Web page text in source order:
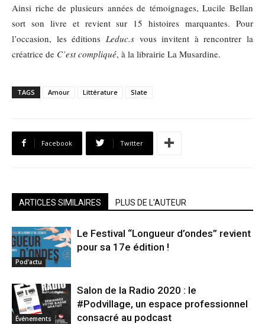
Ainsi riche de plusieurs années de témoignages, Lucile Bellan
sort son livre et revient sur 15 histoires marquantes. Pour
l’occasion, les éditions Leduc.s vous invitent à rencontrer la
créatrice de C’est compliqué, à la librairie La Musardine.
TAGS Amour Littérature Slate
Facebook Twitter
ARTICLES SIMILAIRES PLUS DE L'AUTEUR
Pod'actu
Le Festival “Longueur d’ondes” revient
pour sa 17e édition !
Événements
Salon de la Radio 2020 : le
#Podvillage, un espace professionnel
consacré au podcast